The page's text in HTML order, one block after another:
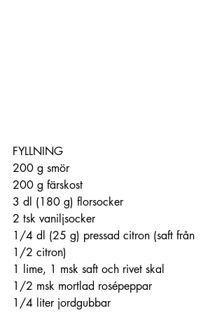
FYLLNING
200 g smör
200 g färskost
3 dl (180 g) florsocker
2 tsk vaniljsocker
1/4 dl (25 g) pressad citron (saft från
1/2 citron)
1 lime, 1 msk saft och rivet skal
1/2 msk mortlad rosépeppar
1/4 liter jordgubbar